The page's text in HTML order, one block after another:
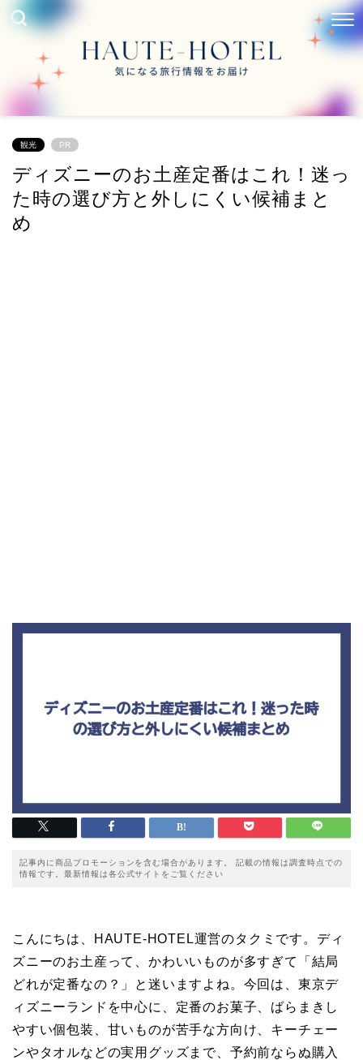
観光 PR
ディズニーのお土産定番はこれ！迷っ
た時の選び方と外しにくい候補まと
め
記事内に商品プロモーションを含む場合があります。 記載の情報は調査時点での
情報です。最新情報は各公式サイトをご覧ください
こんにちは、HAUTE-HOTEL運営のタクミです。ディ
ズニーのお土産って、かわいいものが多すぎて「結局
どれが定番なの？」と迷いますよね。今回は、東京デ
ィズニーランドを中心に、定番のお菓子、ばらまきし
やすい個包装、甘いものが苦手な方向け、キーチェー
ンやタオルなどの実用グッズまで、予約前ならぬ購入